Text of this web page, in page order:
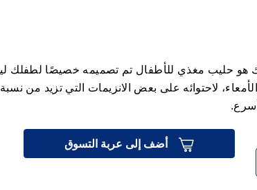
هو حليب مغذي للأطفال تم تصميمه خصيصًا لطفلك
لاحتوائه على بعض الانزيمات التي تزيد من